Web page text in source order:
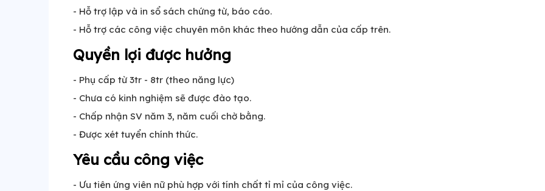
- Hỗ trợ lập và in sổ sách chứng từ, báo cáo.
- Hỗ trợ các công việc chuyên môn khác theo hướng dẫn của cấp trên.
Quyền lợi được hưởng
- Phụ cấp từ 3tr - 8tr (theo năng lực)
- Chưa có kinh nghiệm sẽ được đào tạo.
- Chấp nhận SV năm 3, năm cuối chờ bằng.
- Được xét tuyển chính thức.
Yêu cầu công việc
- Ưu tiên ứng viên nữ phù hợp với tính chất tỉ mỉ của công việc.